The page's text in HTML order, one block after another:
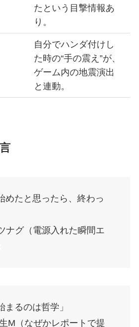
たという目撃情報あ
り。
自分でハンダ付けし
た時の“手の震え”が、
ゲーム内の地震演出
と連動。
めたと思ったら、終わっ
ナグ（電源入れた瞬間エ
まるのは哲学」
M（なぜかレポートで提